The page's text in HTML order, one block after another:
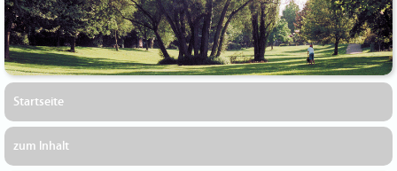
Startseite
zum Inhalt